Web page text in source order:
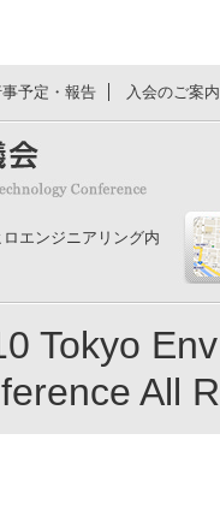
予定・報告 入会のご案
エンジニアリング内
Tokyo
All